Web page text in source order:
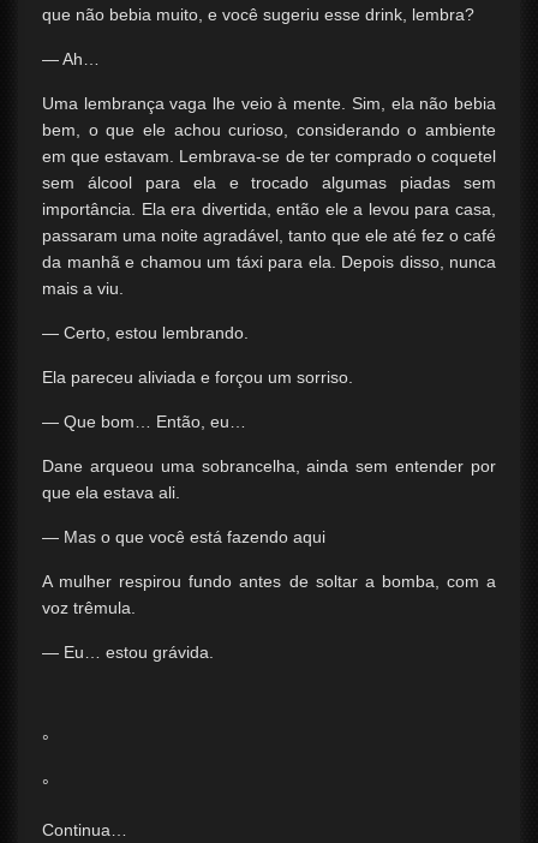
que não bebia muito, e você sugeriu esse drink, lembra?
— Ah…
Uma lembrança vaga lhe veio à mente. Sim, ela não bebia
bem, o que ele achou curioso, considerando o ambiente
em que estavam. Lembrava-se de ter comprado o coquetel
sem álcool para ela e trocado algumas piadas sem
importância. Ela era divertida, então ele a levou para casa,
passaram uma noite agradável, tanto que ele até fez o café
da manhã e chamou um táxi para ela. Depois disso, nunca
mais a viu.
— Certo, estou lembrando.
Ela pareceu aliviada e forçou um sorriso.
— Que bom… Então, eu…
Dane arqueou uma sobrancelha, ainda sem entender por
que ela estava ali.
— Mas o que você está fazendo aqui
A mulher respirou fundo antes de soltar a bomba, com a
voz trêmula.
— Eu… estou grávida.
°
°
Continua…